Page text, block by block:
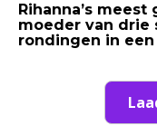
Rihanna’s
moeder van drie
rondingen in